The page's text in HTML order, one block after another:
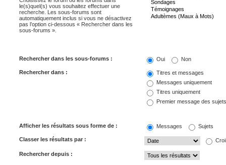
le(s)quel(s) vous souhaitez effectuer une
recherche. Les sous-forums sont
automatiquement inclus si vous ne désactivez
pas l’option ci-dessous « Rechercher dans les
sous-forums ».
Rechercher dans les sous-forums : Oui Non
Rechercher dans :
Titres et messages
Messages uniquement
Titres uniquement
Premier message des
Afficher les résultats sous forme de : Messages Sujets
Classer les résultats par :
Rechercher depuis :